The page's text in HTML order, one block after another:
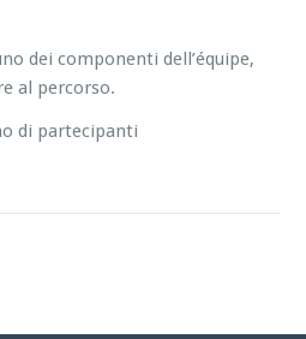
dei componenti dell’équipe,
al percorso.
di partecipanti